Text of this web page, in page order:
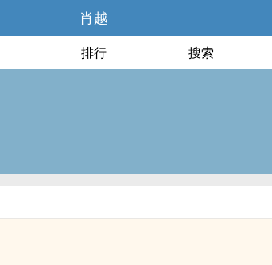
肖越
排行 搜索